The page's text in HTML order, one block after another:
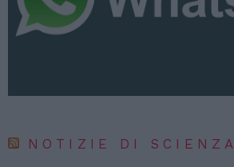
NOTIZIE DI SCIENZA